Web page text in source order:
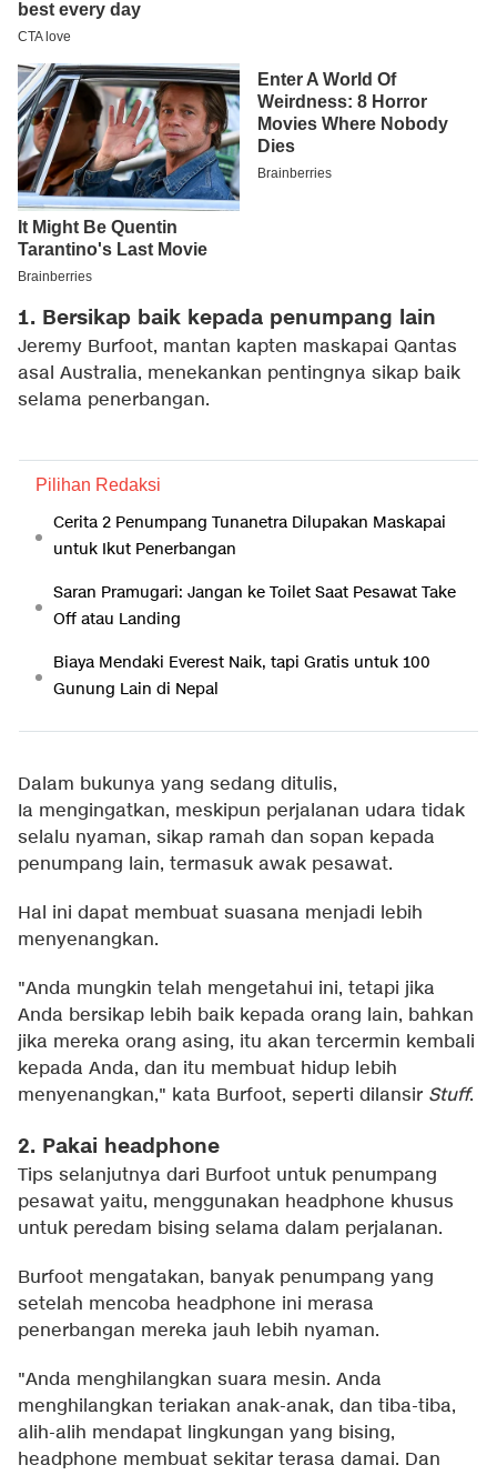
1. Bersikap baik kepada penumpang lain
Jeremy Burfoot, mantan kapten maskapai Qantas
asal Australia, menekankan pentingnya sikap baik
selama penerbangan.
Pilihan Redaksi
Cerita 2 Penumpang Tunanetra Dilupakan Maskapai
untuk Ikut Penerbangan
Saran Pramugari: Jangan ke Toilet Saat Pesawat Take
Off atau Landing
Biaya Mendaki Everest Naik, tapi Gratis untuk 100
Gunung Lain di Nepal
Dalam bukunya yang sedang ditulis,
Ia mengingatkan, meskipun perjalanan udara tidak
selalu nyaman, sikap ramah dan sopan kepada
penumpang lain, termasuk awak pesawat.
Hal ini dapat membuat suasana menjadi lebih
menyenangkan.
"Anda mungkin telah mengetahui ini, tetapi jika
Anda bersikap lebih baik kepada orang lain, bahkan
jika mereka orang asing, itu akan tercermin kembali
kepada Anda, dan itu membuat hidup lebih
menyenangkan," kata Burfoot, seperti dilansir Stuff.
2. Pakai headphone
Tips selanjutnya dari Burfoot untuk penumpang
pesawat yaitu, menggunakan headphone khusus
untuk peredam bising selama dalam perjalanan.
Burfoot mengatakan, banyak penumpang yang
setelah mencoba headphone ini merasa
penerbangan mereka jauh lebih nyaman.
"Anda menghilangkan suara mesin. Anda
menghilangkan teriakan anak-anak, dan tiba-tiba,
alih-alih mendapat lingkungan yang bising,
headphone membuat sekitar terasa damai. Dan